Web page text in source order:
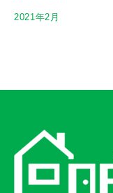
2021年2月